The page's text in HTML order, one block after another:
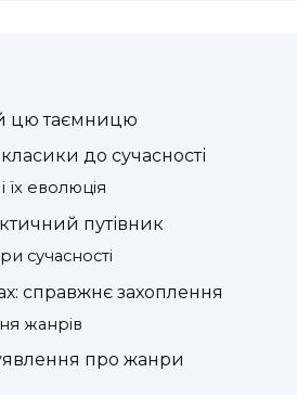
цю таємницю
до сучасності
еволюція
путівник
сучасності
справжнє захоплення
жанрів
про жанри